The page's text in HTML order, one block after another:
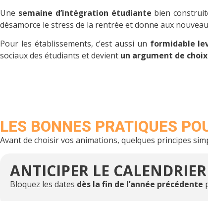
Une semaine d’intégration étudiante bien
désamorce le stress de la rentrée et donne aux
Pour les établissements, c’est aussi un formidable
sociaux des étudiants et devient un argument de
LES BONNES PRATIQUES
Avant de choisir vos animations, quelques principes
ANTICIPER LE CALENDRIER
Bloquez les dates dès la fin de l’année précédente